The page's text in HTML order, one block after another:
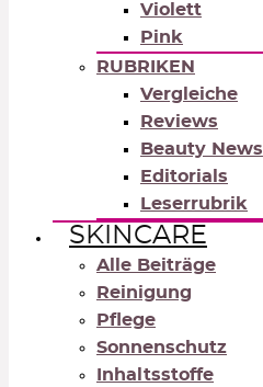
Violett
Pink
RUBRIKEN
Vergleiche
Reviews
Beauty News
Editorials
Leserrubrik
SKINCARE
Alle Beiträge
Reinigung
Pflege
Sonnenschutz
Inhaltsstoffe